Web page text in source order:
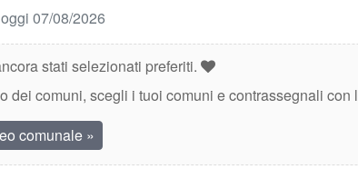
07/08/2026
stati selezionati preferiti.
dei comuni, scegli i tuoi comuni e contrassegnali
comunale »